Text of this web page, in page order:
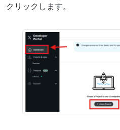
クリックします。